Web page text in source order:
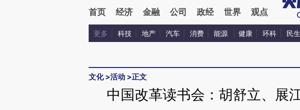
首页 经济 金融 公司 政经 世界 观点
更多 科技 地产 汽车 消费 能源 健康 环科 民生
文化>活动 >正文
中国改革读书会：胡舒立、展